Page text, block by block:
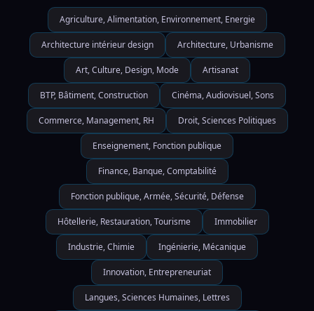
Agriculture, Alimentation, Environnement, Energie
Architecture intérieur design Architecture, Urbanisme
Art, Culture, Design, Mode Artisanat
BTP, Bâtiment, Construction Cinéma, Audiovisuel, Sons
Commerce, Management, RH Droit, Sciences Politiques
Enseignement, Fonction publique
Finance, Banque, Comptabilité
Fonction publique, Armée, Sécurité, Défense
Hôtellerie, Restauration, Tourisme Immobilier
Industrie, Chimie Ingénierie, Mécanique
Innovation, Entrepreneuriat
Langues, Sciences Humaines, Lettres